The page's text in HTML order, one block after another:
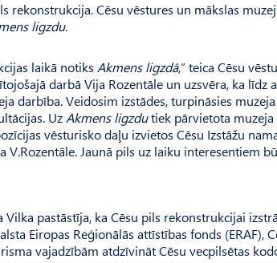
rekonstrukcija. Cēsu vēstures un mākslas
ligzdu.
laikā notiks Akmens ligzdā,” teica Cēsu
darbā Vija Rozentāle un uzsvēra, ka līdz
darbība. Veidosim izstādes, turpināsies
Uz Akmens ligzdutiek pārvietota muzeja
vēsturisko daļu izvietos Cēsu Izstāžu
V.Rozentāle. Jaunā pils uz laiku interesentiem
pastāstīja, ka Cēsu pils rekonstrukcijai
Eiropas Reģionālās attīstības fonds (ERAF),
vajadzībām atdzīvināt Cēsu vecpilsētas